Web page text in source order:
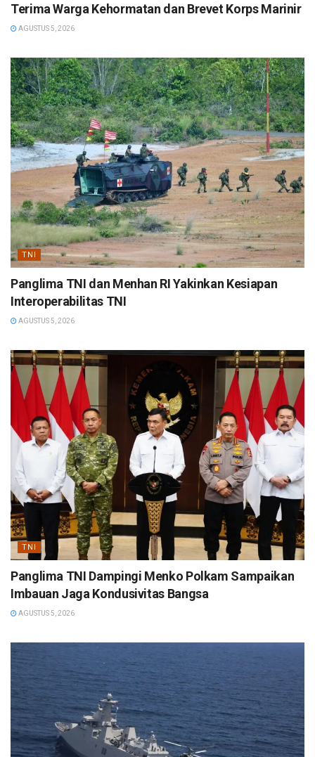
Terima Warga Kehormatan dan Brevet Korps Marinir
AGUSTUS 5, 2026
TNI
Panglima TNI dan Menhan RI Yakinkan Kesiapan
Interoperabilitas TNI
AGUSTUS 5, 2026
TNI
Panglima TNI Dampingi Menko Polkam Sampaikan
Imbauan Jaga Kondusivitas Bangsa
AGUSTUS 5, 2026